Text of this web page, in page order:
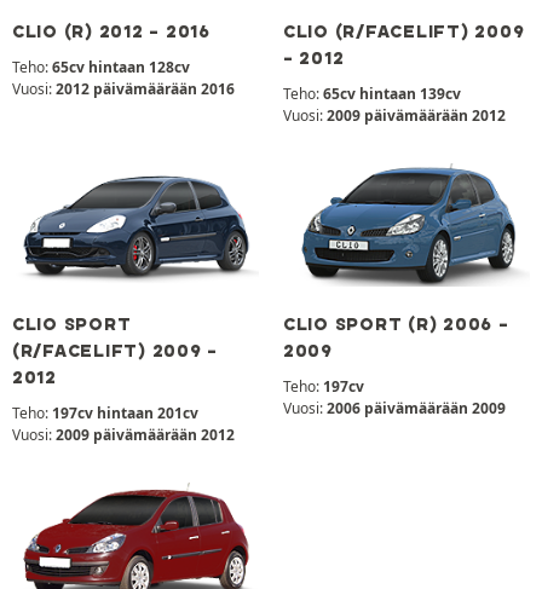
CLIO (R) 2012 - 2016
Teho:65cv hintaan 128cv
Vuosi:2012 päivämäärään 2016
CLIO (R/FACELIFT) 2009
- 2012
Teho:65cv hintaan 139cv
Vuosi:2009 päivämäärään 2012
CLIO SPORT
(R/FACELIFT) 2009 -
2012
Teho: 197cv hintaan 201cv
Vuosi:2009 päivämäärään 2012
CLIO SPORT (R) 2006 -
2009
Teho: 197cv
Vuosi:2006 päivämäärään 2009